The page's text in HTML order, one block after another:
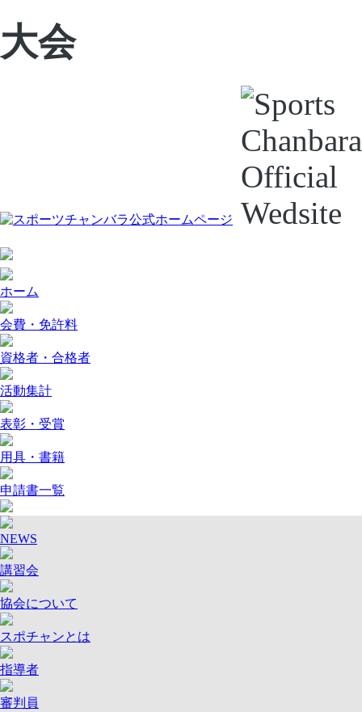
大会
ホーム
会費・免許料
資格者・合格者
活動集計
表彰・受賞
用具・書籍
申請書一覧
NEWS
講習会
協会について
スポチャンとは
指導者
審判員